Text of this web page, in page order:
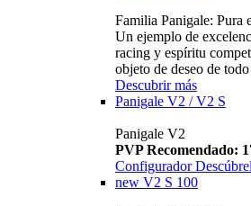
Familia Panigale: Pura
Un ejemplo de
racing y espíritu
objeto de deseo de
Descubrir más
Panigale V2 / V2 S
Panigale V2
PVP Recomendado:
Configurador
new V2 S 100